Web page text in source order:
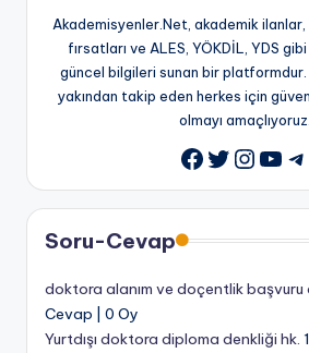
Akademisyenler.Net, akademik ilanlar,
fırsatları ve ALES, YÖKDİL, YDS
güncel bilgileri sunan bir platformdur.
yakından takip eden herkes için
olmayı amaçlıyoruz.
Soru-Cevap
doktora alanım ve doçentlik başvuru
Cevap
0 Oy
Yurtdışı doktora diploma denkliği hk.